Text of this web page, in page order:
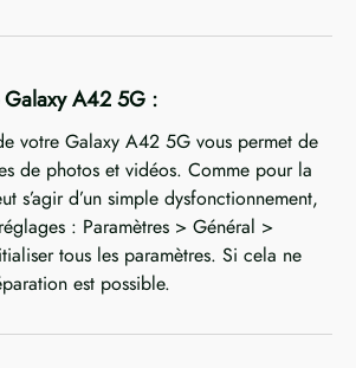
A42 5G :
votre Galaxy A42 5G vous permet de
de photos et vidéos. Comme pour la
s’agir d’un simple dysfonctionnement,
: Paramètres > Général >
tous les paramètres. Si cela ne
est possible.